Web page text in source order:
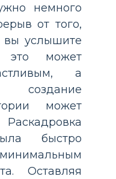
немного
от того,
услышите
это может
а
может
быстро
Оставляя